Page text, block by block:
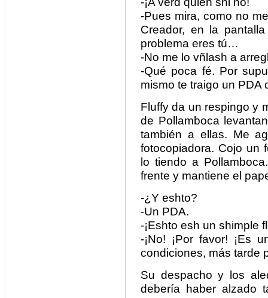
-Pues mira, como no
Creador, en la
problema eres tú…
-No me lo vñlash a
-Qué poca fé. Por
mismo te traigo un PDA
Fluffy da un respingo y
de Pollamboca
también a ellas. Me
fotocopiadora. Cojo un
lo tiendo a
frente y mantiene el
-¿Y eshto?
-Un PDA.
-¡Eshto esh un shimple
-¡No! ¡Por favor! ¡Es
condiciones, más tarde
Su despacho y los
debería haber alzado